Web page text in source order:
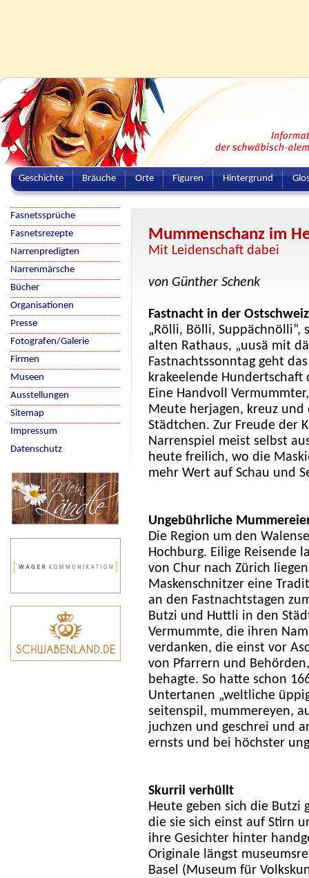
Geschichte Bräuche Orte Figuren Hintergrund
Mummenschanz im
Mit Leidenschaft dabei
von Günther Schenk
Fastnacht in der Ostschweiz
„Rölli, Bölli,
alten Rathaus, „uusä mit
Fastnachtssonntag geht
krakeelende
Eine Handvoll
Meute herjagen, kreuz und
Städtchen. Zur Freude der
Narrenspiel meist selbst
heute freilich, wo die
mehr Wert auf Schau und
Ungebührliche
Die Region um den
Hochburg. Eilige Reisende
von Chur nach Zürich
Maskenschnitzer eine
an den Fastnachtstagen
Butzi und Huttli in den
Vermummte, die ihren
verdanken, die einst vor
von Pfarrern und
behagte. So hatte schon
Untertanen „weltliche
seitenspil, mummereyen,
juchzen und geschrei und
ernsts und bei höchster
Skurril verhüllt
Heute geben sich die Butzi
die sie sich einst auf Stirn
ihre Gesichter hinter
Originale längst
Basel (Museum für
Fasnetssprüche
Fasnetsrezepte
Narrenpredigten
Narrenmärsche
Bücher
Organisationen
Presse
Fotografen/Galerie
Firmen
Museen
Ausstellungen
Sitemap
Impressum
Datenschutz